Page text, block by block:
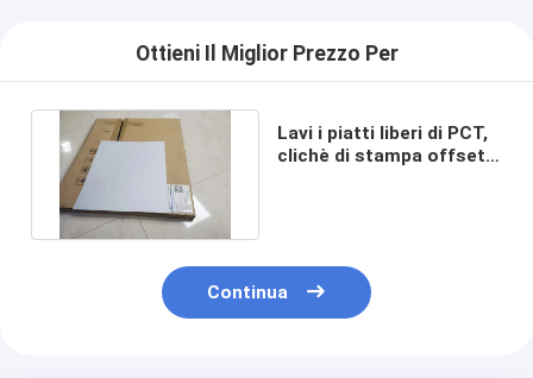
Ottieni Il Miglior Prezzo Per
Lavi i piatti liberi di PCT,
clichè di stampa offset
Continua